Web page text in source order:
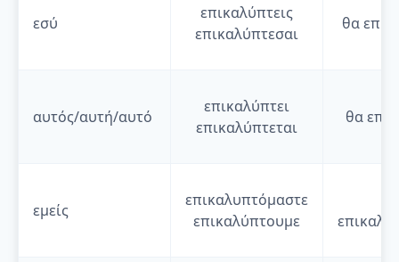
εσύ
επικαλύπτεις
επικαλύπτεσαι
θα
αυτός/αυτή/αυτό
επικαλύπτει
επικαλύπτεται
θα
εμείς
επικαλυπτόμαστε
επικαλύπτουμε